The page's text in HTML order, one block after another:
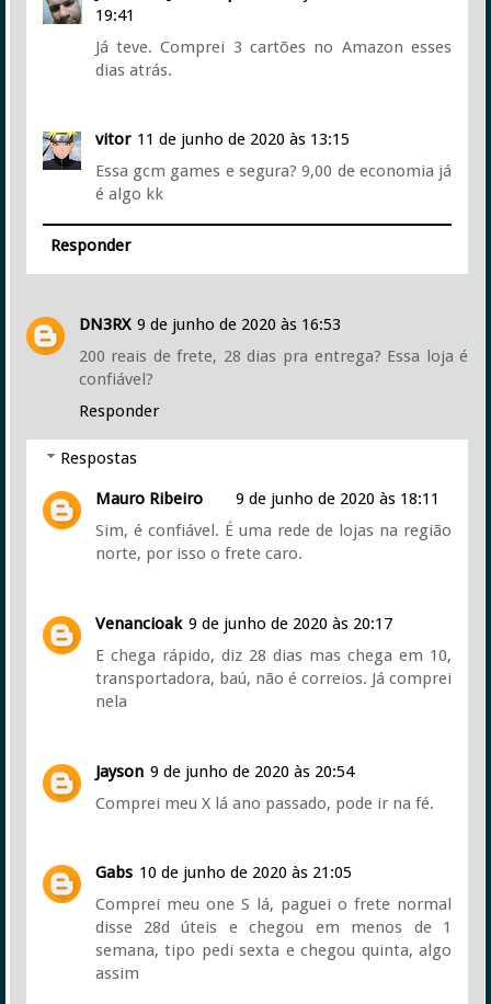
19:41
Já teve. Comprei 3 cartões no Amazon esses
dias atrás.
vitor 11 de junho de 2020 às 13:15
Essa gcm games e segura? 9,00 de economia já
é algo kk
Responder
DN3RX 9 de junho de 2020 às 16:53
200 reais de frete, 28 dias pra entrega? Essa loja é
confiável?
Responder
Respostas
Mauro Ribeiro
9 de junho de 2020 às 18:11
Sim, é confiável. É uma rede de lojas na região
norte, por isso o frete caro.
Venancioak 9 de junho de 2020 às 20:17
E chega rápido, diz 28 dias mas chega em 10,
transportadora, baú, não é correios. Já comprei
nela
Jayson 9 de junho de 2020 às 20:54
Comprei meu X lá ano passado, pode ir na fé.
Gabs 10 de junho de 2020 às 21:05
Comprei meu one S lá, paguei o frete normal
disse 28d úteis e chegou em menos de 1
semana, tipo pedi sexta e chegou quinta, algo
assim